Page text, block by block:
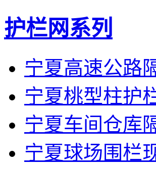
护栏网系列
宁夏高速公路
宁夏桃型柱护
宁夏车间仓库
宁夏球场围栏